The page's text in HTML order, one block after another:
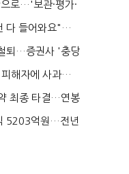
로…'보관·평가·
다 들어와요"…
...
퇴…증권사 '충당
피해자에 사과…
최종 타결…연봉
5203억원…전년